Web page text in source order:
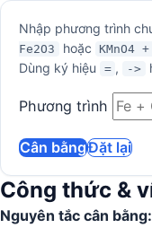
Máy
tính
Nhập phương trình
Fe2O3
hoặc KMnO4
Dùng ký hiệu
= , ->
Phương trình
Cân bằngĐặt lại
Công thức &
Nguyên tắc cân bằng: